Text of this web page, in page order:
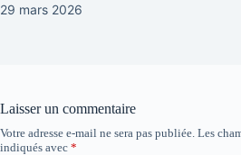
29 mars 2026
Laisser un commentaire
Votre adresse e-mail ne sera pas publiée. Les
indiqués avec *